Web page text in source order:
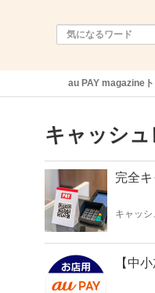
au PAY magazine
キャッシ
完全
キャッ
【中